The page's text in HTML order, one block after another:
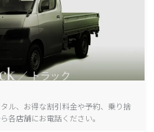
ル、お得な割引料金や予約、乗り捨
各店舗にお電話ください。